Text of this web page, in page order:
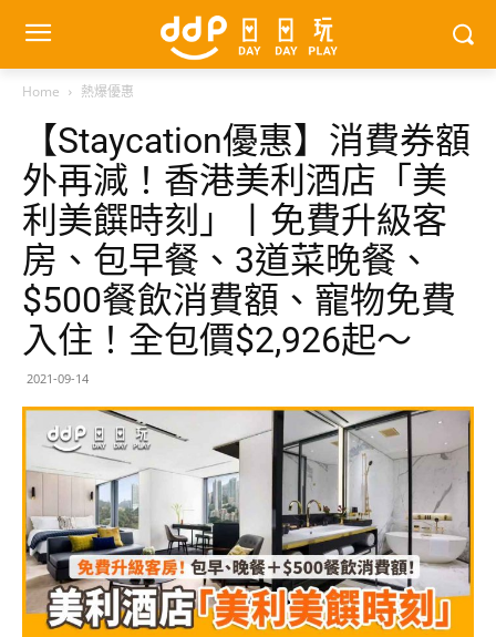
Home 熱爆優惠
【Staycation優惠】消費券額
外再減！香港美利酒店「美
利美饌時刻」丨免費升級客
房、包早餐、3道菜晚餐、
$500餐飲消費額、寵物免費
入住！全包價$2,926起～
2021-09-14